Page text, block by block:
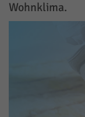
Wohnklima.